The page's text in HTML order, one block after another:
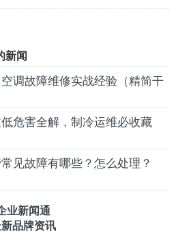
新闻
调故障维修实战经验（精简干
危害全解，制冷运维必收藏
见故障有哪些？怎么处理？
业新闻通
品牌资讯